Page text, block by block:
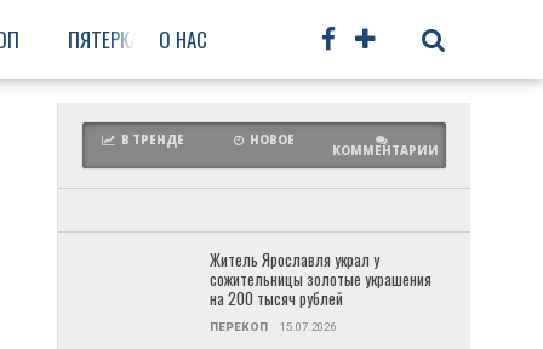
ПЯТЕРКА ФРУНЗЕНСКИЙ ПРОЧЕЕ
О НАС
В ТРЕНДЕ НОВОЕ
КОММЕНТАРИИ
Житель Ярославля украл у
сожительницы золотые украшения
на 200 тысяч рублей
ПЕРЕКОП 15.07.2026